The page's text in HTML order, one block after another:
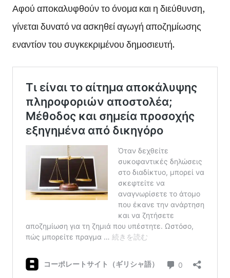
Αφού αποκαλυφθούν το όνομα και η διεύθυνση,
γίνεται δυνατό να ασκηθεί αγωγή αποζημίωσης
εναντίον του συγκεκριμένου δημοσιευτή.